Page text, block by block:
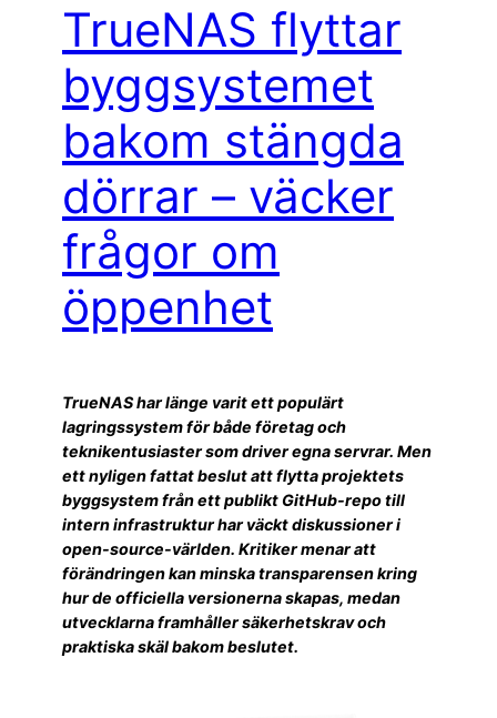
TrueNAS flyttar
byggsystemet
bakom stängda
dörrar – väcker
frågor om
öppenhet
TrueNAS har länge varit ett populärt
lagringssystem för både företag och
teknikentusiaster som driver egna servrar. Men
ett nyligen fattat beslut att flytta projektets
byggsystem från ett publikt GitHub-repo till
intern infrastruktur har väckt diskussioner i
open-source-världen. Kritiker menar att
förändringen kan minska transparensen kring
hur de officiella versionerna skapas, medan
utvecklarna framhåller säkerhetskrav och
praktiska skäl bakom beslutet.